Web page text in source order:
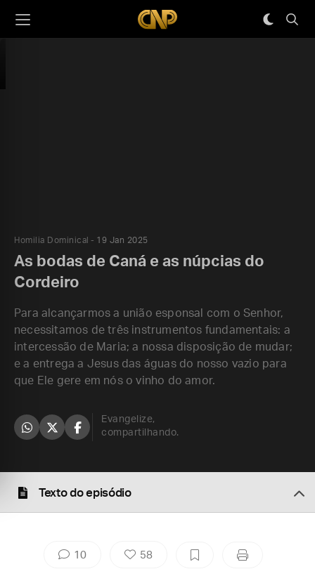
Homilia Dominical 19 Jan 2025
As bodas de Caná e as núpcias do
Cordeiro
Para alcançarmos a união esponsal com o Senhor,
necessitamos de três instrumentos fundamentais: a
intercessão de Maria; a nossa disposição de mudar;
e a entrega a Jesus das águas do nosso vazio para
que Ele gere em nós o vinho do amor.
Evangelize,
compartilhando.
Texto do episódio
10 58